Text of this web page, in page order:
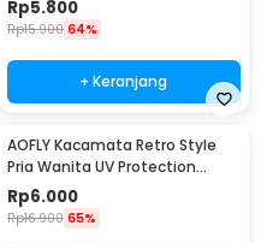
- 3015
Rp5.800
Rp15.900 64%
+ Keranjang
AOFLY Kacamata Retro Style
Pria Wanita UV Protection
Sunglassses - 1125
Rp6.000
Rp16.900 65%